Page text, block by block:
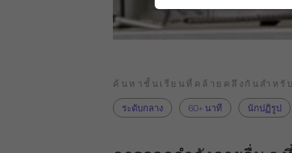
ค้นหาชั้นเรียนที่คล้ายคลึงกันสำหรับ
ระดับกลาง
60+ นาที นักปฏิรูป